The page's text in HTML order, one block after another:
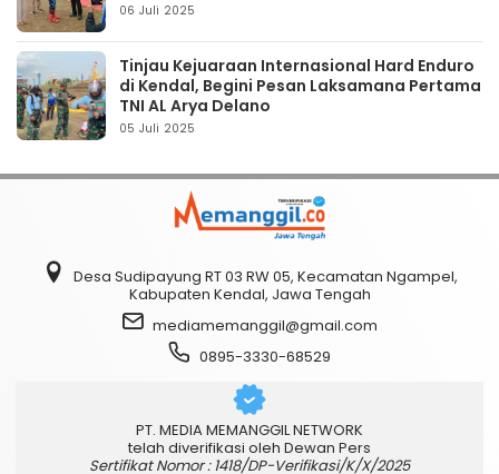
06 Juli 2025
Tinjau Kejuaraan Internasional Hard Enduro
di Kendal, Begini Pesan Laksamana Pertama
TNI AL Arya Delano
05 Juli 2025
Desa Sudipayung RT 03 RW 05, Kecamatan Ngampel,
Kabupaten Kendal, Jawa Tengah
mediamemanggil@gmail.com
0895-3330-68529
PT. MEDIA MEMANGGIL NETWORK
telah diverifikasi oleh Dewan Pers
Sertifikat Nomor : 1418/DP-Verifikasi/K/X/2025